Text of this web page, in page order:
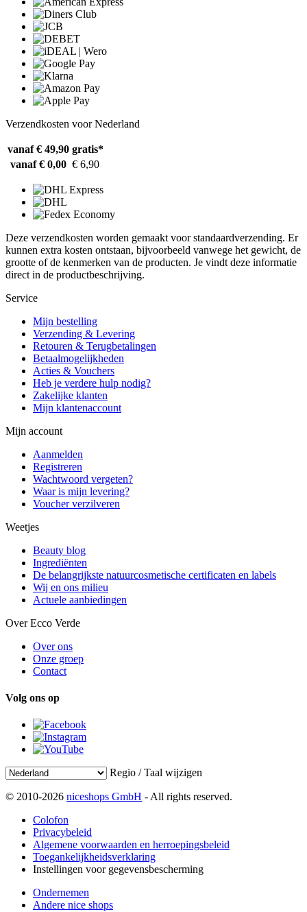
Verzendkosten voor Nederland
vanaf € 49,90 gratis*
vanaf € 0,00 € 6,90
Deze verzendkosten worden gemaakt voor standaardverzending. Er
kunnen extra kosten ontstaan, bijvoorbeeld vanwege het gewicht, de
grootte of de kenmerken van de producten. Je vindt deze informatie
direct in de productbeschrijving.
Service
Mijn bestelling
Verzending & Levering
Retouren & Terugbetalingen
Betaalmogelijkheden
Acties & Vouchers
Heb je verdere hulp nodig?
Zakelijke klanten
Mijn klantenaccount
Mijn account
Aanmelden
Registreren
Wachtwoord vergeten?
Waar is mijn levering?
Voucher verzilveren
Weetjes
Beauty blog
Ingrediënten
De belangrijkste natuurcosmetische certificaten en labels
Wij en ons milieu
Actuele aanbiedingen
Over Ecco Verde
Over ons
Onze groep
Contact
Volg ons op
Regio / Taal wijzigen
© 2010-2026 niceshops GmbH - All rights reserved.
Colofon
Privacybeleid
Algemene voorwaarden en herroepingsbeleid
Toegankelijkheidsverklaring
Instellingen voor gegevensbescherming
Ondernemen
Andere nice shops